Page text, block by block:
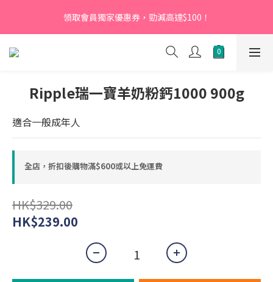
【新會員】即日起至2026月12月31日，首次下單輸入優惠碼
「NEW95」即可享95折
領取會員獨家優惠券，勁減高達$100！
【新會員】即日起至2026月12月31日，首次下單輸入優惠碼
「NEW95」即可享95折
Ripple瑞一寶羊奶粉鈣1000 900g
適合一般成年人
全店，折扣後購物滿$600或以上免運費
HK$329.00
HK$239.00